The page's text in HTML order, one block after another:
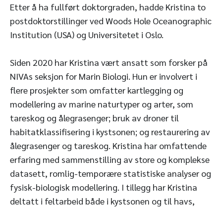
Etter å ha fullført doktorgraden, hadde Kristina to
postdoktorstillinger ved Woods Hole Oceanographic
Institution (USA) og Universitetet i Oslo.
Siden 2020 har Kristina vært ansatt som forsker på
NIVAs seksjon for Marin Biologi. Hun er involvert i
flere prosjekter som omfatter kartlegging og
modellering av marine naturtyper og arter, som
tareskog og ålegrasenger; bruk av droner til
habitatklassifisering i kystsonen; og restaurering av
ålegrasenger og tareskog. Kristina har omfattende
erfaring med sammenstilling av store og komplekse
datasett, romlig-temporære statistiske analyser og
fysisk-biologisk modellering. I tillegg har Kristina
deltatt i feltarbeid både i kystsonen og til havs,